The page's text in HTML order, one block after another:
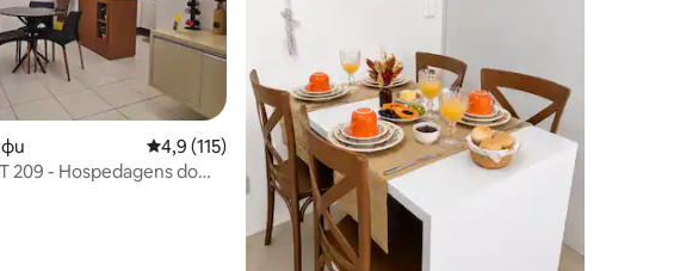
отзива Средна оценка: 4,9 от 5, 115 отзива
4,9 (115)
- Hospedagens do